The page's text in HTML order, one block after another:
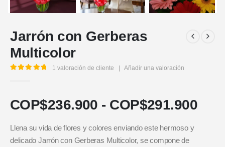
Jarrón con Gerberas
Multicolor
1 valoración de cliente Añadir una valoración
COP$236.900 - COP$291.900
Llena su vida de flores y colores enviando este hermoso y
delicado Jarrón con Gerberas Multicolor, se compone de